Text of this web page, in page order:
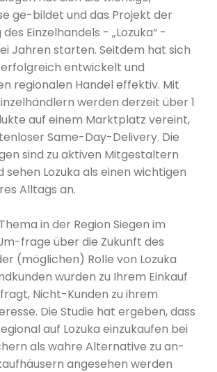
ge-bildet und das Projekt der
Einzelhandels - „Lozuka“ -
Jahren starten. Seitdem hat sich
entwickelt und
regionalen Handel effektiv. Mit
werden derzeit über 1
auf einem Marktplatz vereint,
Same-Day-Delivery. Die
sind zu aktiven Mitgestaltern
sehen Lozuka als einen wichtigen
Alltags an.
in der Region Siegen im
frage über die Zukunft des
(möglichen) Rolle von Lozuka
wurden zu Ihrem Einkauf
Nicht-Kunden zu ihrem
Die Studie hat ergeben, dass
auf Lozuka einzukaufen bei
als wahre Alternative zu an-
angesehen werden